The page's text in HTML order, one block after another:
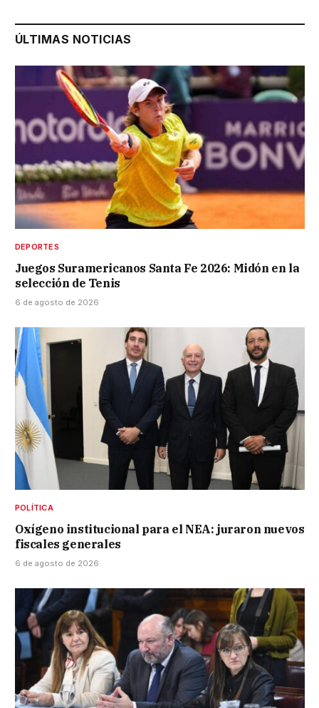
ÚLTIMAS NOTICIAS
DEPORTES
Juegos Suramericanos Santa Fe 2026: Midón en la
selección de Tenis
6 de agosto de 2026
POLÍTICA
Oxígeno institucional para el NEA: juraron nuevos
fiscales generales
6 de agosto de 2026